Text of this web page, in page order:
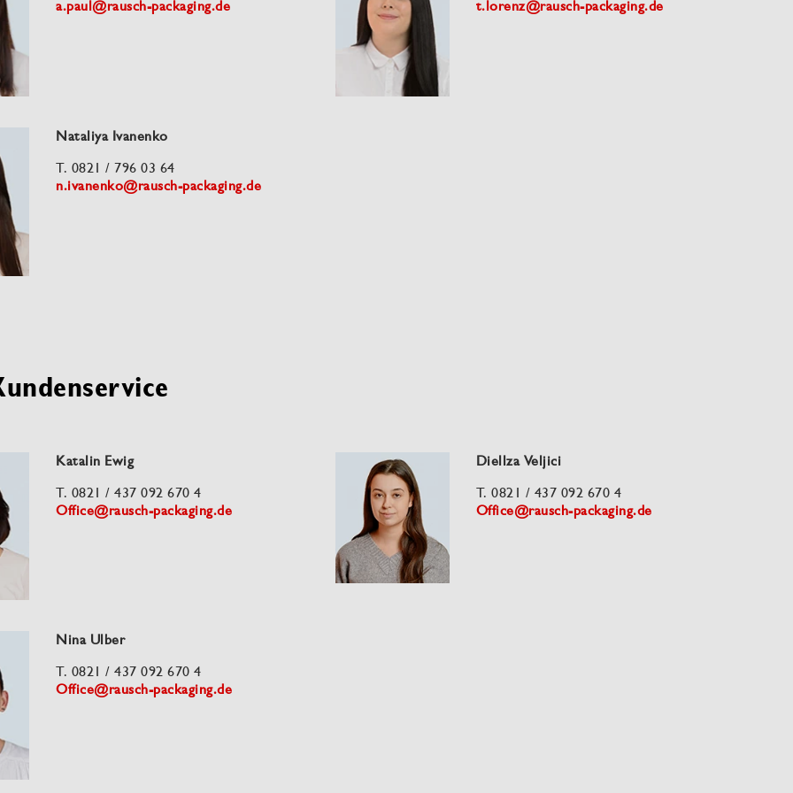
a.paul@rausch-packaging.de t.lorenz@rausch-packaging.de
Nataliya Ivanenko
T. 0821 / 796 03 64
n.ivanenko@rausch-packaging.de
Katalin Ewig
T. 0821 / 437 092 670 4
Office@rausch-packaging.de
Diellza Veljici
T. 0821 / 437 092 670 4
Office@rausch-packaging.de
Nina Ulber
T. 0821 / 437 092 670 4
Office@rausch-packaging.de